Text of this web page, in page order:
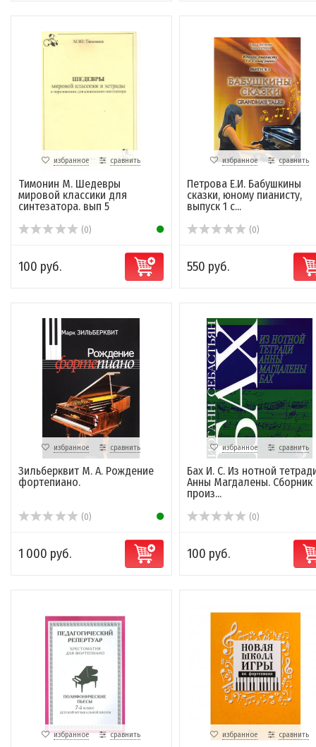
избранное сравнить
Тимонин М. Шедевры
мировой классики для
синтезатора. вып 5
(0)
100 руб.
избранное сравнить
Петрова Е.И. Бабушкины
сказки, юному пианисту,
выпуск 1 с...
(0)
550 руб.
избранное сравнить
Зильберквит М. А. Рождение
фортепиано.
(0)
1 000 руб.
избранное сравнить
Бах И. С. Из нотной
Анны Магдалены. Сборник
произ...
(0)
100 руб.
избранное сравнить избранное сравнить